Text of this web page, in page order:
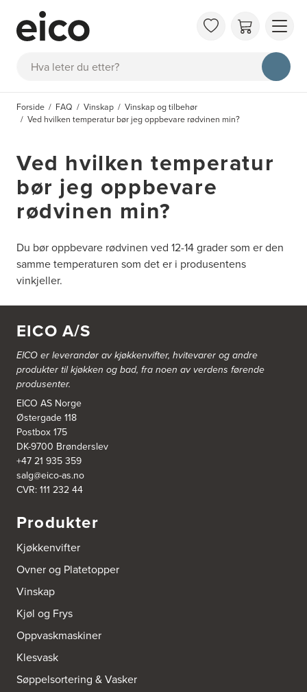
Søk
OM
FAQ
Forside FAQ Vinskap
Vinskap og tilbehør
Ved hvilken temperatur bør jeg oppbevare rødvinen min?
Ved hvilken temperatur
bør jeg oppbevare
rødvinen min?
Du bør oppbevare rødvinen ved 12-14 grader som er den
samme temperaturen som det er i produsentens
vinkjeller.
EICO A/S
EICO er leverandør av kjøkkenvifter, hvitevarer og andre
produkter til kjøkken og bad, fra noen av verdens førende
produsenter.
EICO AS Norge
Østergade 118
Postbox 175
DK-9700 Brønderslev
+47 21 935 359
salg@eico-as.no
CVR: 111 232 44
Produkter
Kjøkkenvifter
Ovner og Platetopper
Vinskap
Kjøl og Frys
Oppvaskmaskiner
Klesvask
Søppelsortering & Vasker